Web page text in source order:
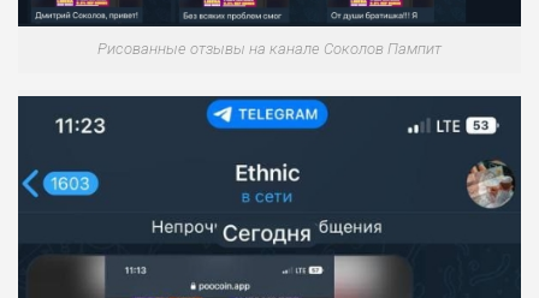
Рисованные отзывы на канале Соколов Пампит